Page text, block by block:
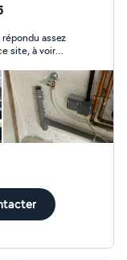
assez
site, à voir…